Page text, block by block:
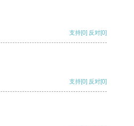
支持[0] 反对[0]
支持[0] 反对[0]